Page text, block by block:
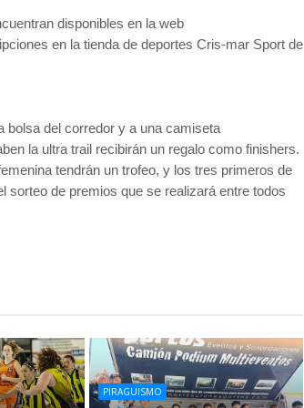
disponibles en la web
en la tienda de deportes Cris-mar Sport de
bolsa del corredor y a una camiseta
la ultra trail recibirán un regalo como finishers.
tendrán un trofeo, y los tres primeros de
sorteo de premios que se realizará entre todos
PIRAGUISMO